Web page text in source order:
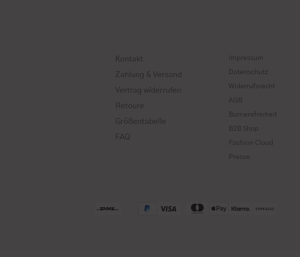
Kontakt
Zahlung & Versand
Vertrag widerrufen
Retoure
Größentabelle
FAQ
Impressum
Datenschutz
Widerrufsrecht
AGB
Barrierefreiheit
B2B Shop
Fashion Cloud
Presse